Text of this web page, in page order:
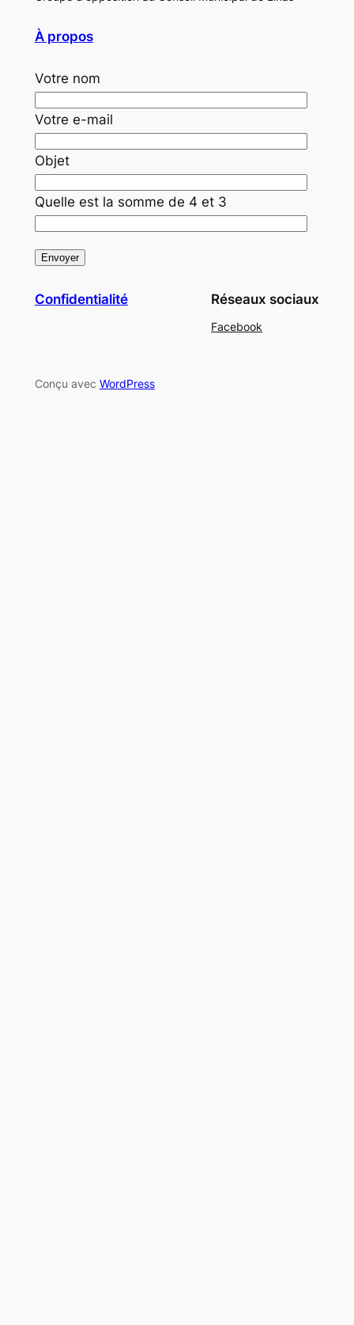
À propos
Votre nom
Votre e-mail
Objet
Quelle est la somme de 4 et 3
Confidentialité Réseaux sociaux
Facebook
Conçu avec WordPress